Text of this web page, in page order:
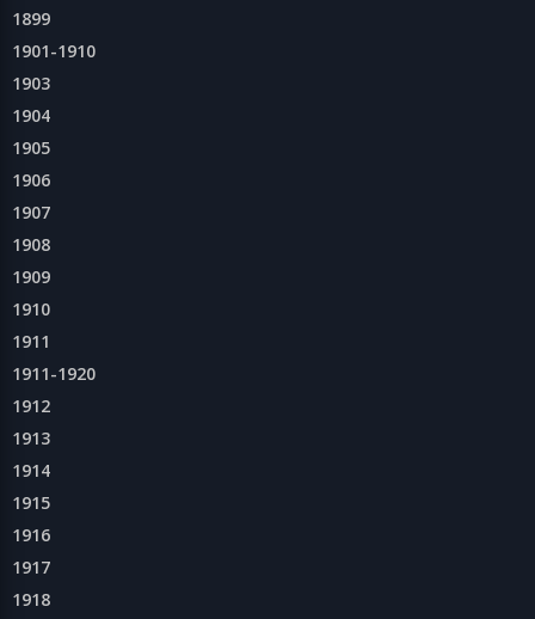
1899
1901-1910
1903
1904
1905
1906
1907
1908
1909
1910
1911
1911-1920
1912
1913
1914
1915
1916
1917
1918